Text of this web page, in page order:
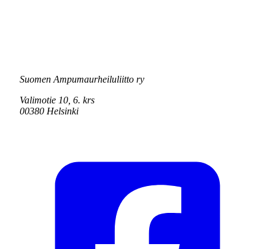
Suomen Ampumaurheiluliitto ry
Valimotie 10, 6. krs
00380 Helsinki